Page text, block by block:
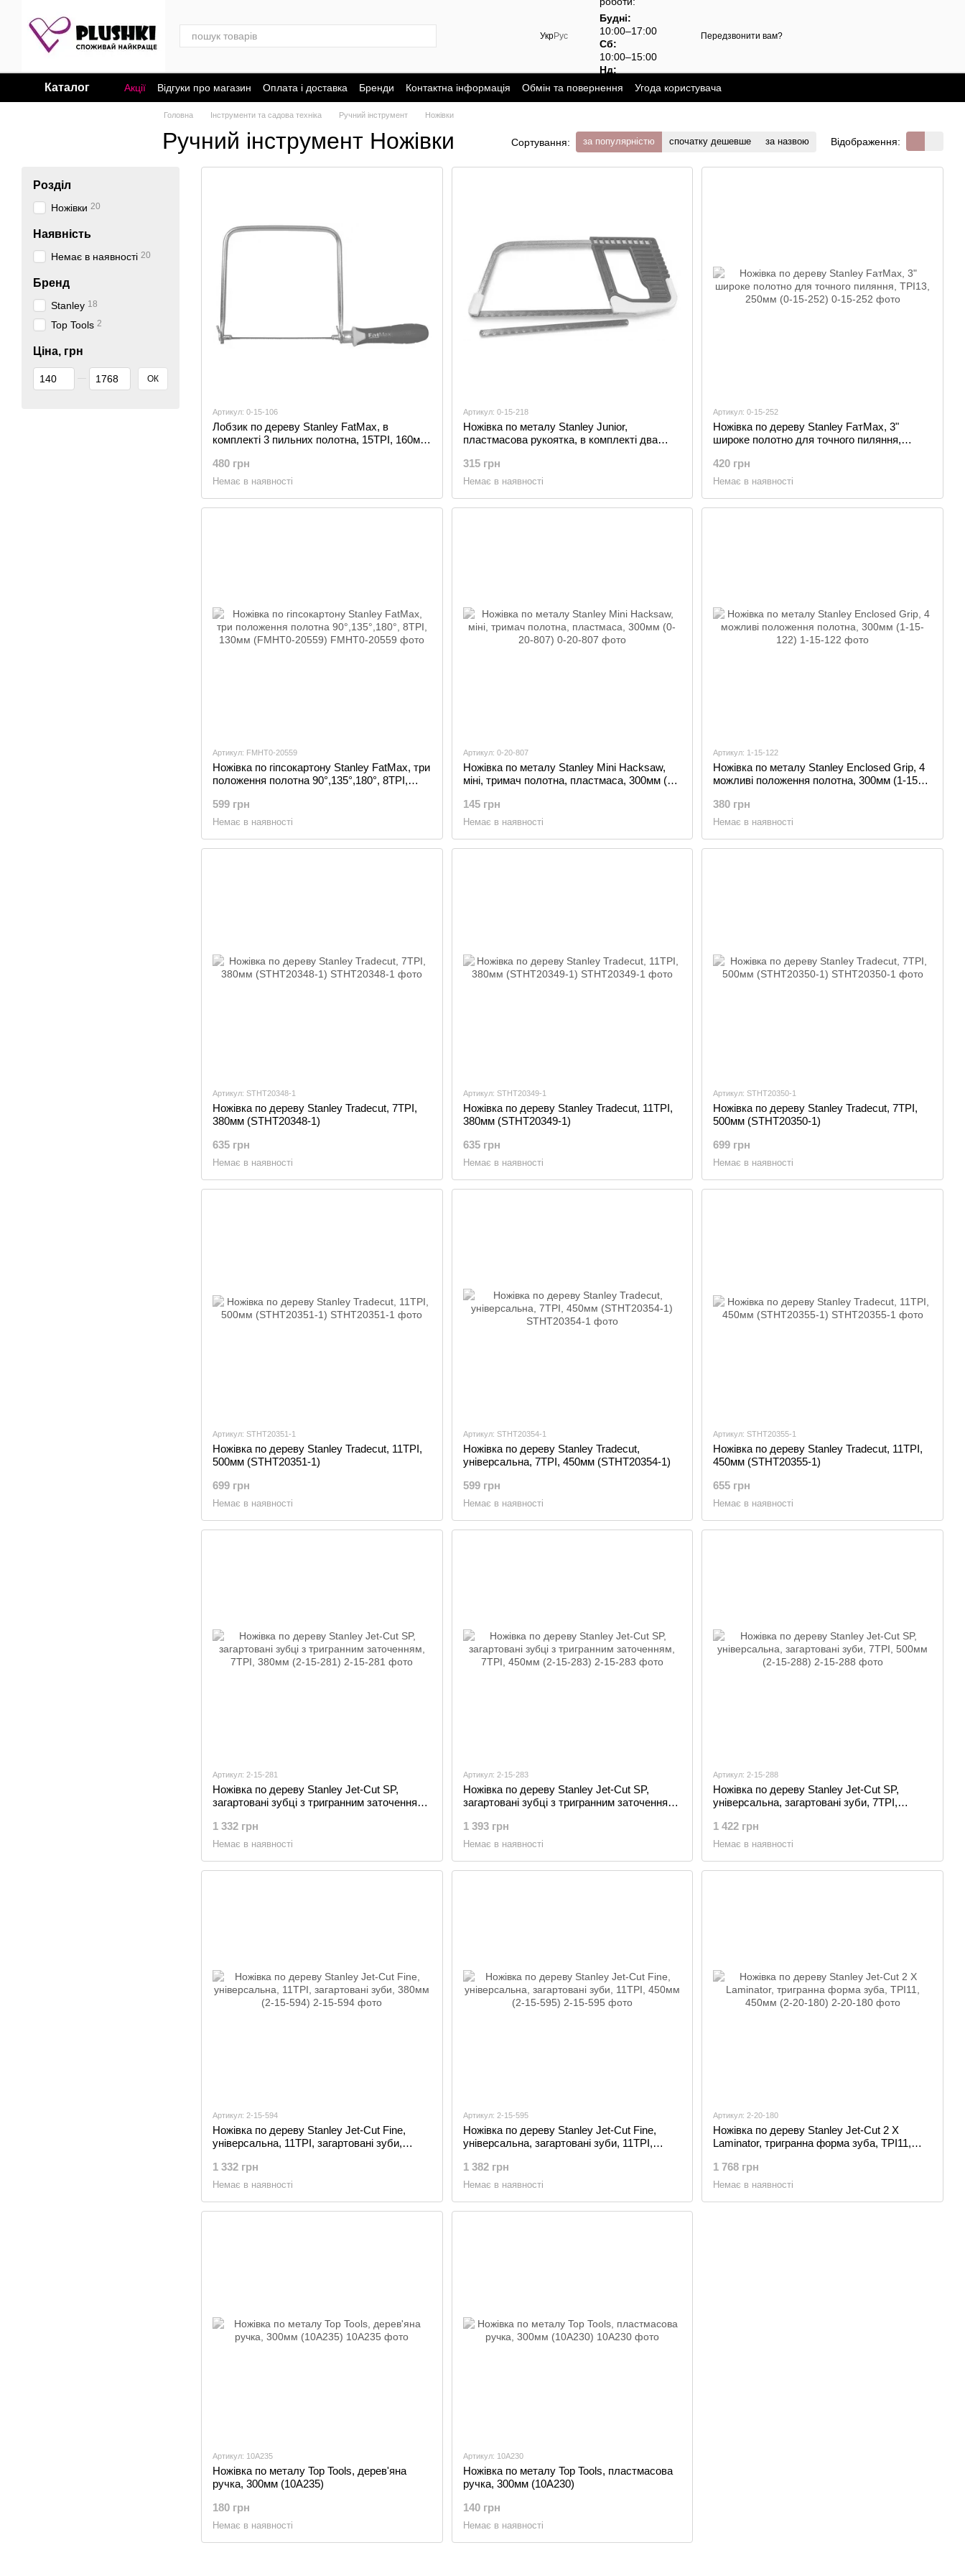
УкрРус
Будні:
10:00–17:00
Сб:
10:00–15:00
Нд:
вихідний
Передзвонити вам?
Каталог Акції Відгуки про магазин Оплата і доставка Бренди Контактна інформація Обмін та повернення Угода користувача
Головна Інструменти та садова техніка Ручний інструмент Ножівки
Ручний інструмент Ножівки Сортування: за популярністю спочатку дешевше за назвою Відображення:
Артикул: 0-15-106
Лобзик по дереву Stanley FatMax, в
комплекті 3 пильних полотна, 15TPI, 160мм
480 грн
Немає в наявності
Артикул: 0-15-218
Ножівка по металу Stanley Junior,
пластмасова рукоятка, в комплекті два
315 грн
Немає в наявності
Артикул: 0-15-252
Ножівка по дереву Stanley FатMах, 3"
широке полотно для точного пиляння,
420 грн
Немає в наявності
Артикул: FMHT0-20559
Ножівка по гіпсокартону Stanley FatMax, три
положення полотна 90°,135°,180°, 8TPI,
599 грн
Немає в наявності
Артикул: 0-20-807
Ножівка по металу Stanley Mini Hacksaw,
міні, тримач полотна, пластмаса, 300мм (0-
145 грн
Немає в наявності
Артикул: 1-15-122
Ножівка по металу Stanley Enclosed Grip, 4
можливі положення полотна, 300мм (1-15-
380 грн
Немає в наявності
Артикул: STHT20348-1
Ножівка по дереву Stanley Tradecut, 7TPI,
380мм (STHT20348-1)
635 грн
Немає в наявності
Артикул: STHT20349-1
Ножівка по дереву Stanley Tradecut, 11TPI,
380мм (STHT20349-1)
635 грн
Немає в наявності
Артикул: STHT20350-1
Ножівка по дереву Stanley Tradecut, 7TPI,
500мм (STHT20350-1)
699 грн
Немає в наявності
Артикул: STHT20351-1
Ножівка по дереву Stanley Tradecut, 11TPI,
500мм (STHT20351-1)
699 грн
Немає в наявності
Артикул: STHT20354-1
Ножівка по дереву Stanley Tradecut,
універсальна, 7TPI, 450мм (STHT20354-1)
599 грн
Немає в наявності
Артикул: STHT20355-1
Ножівка по дереву Stanley Tradecut, 11TPI,
450мм (STHT20355-1)
655 грн
Немає в наявності
Артикул: 2-15-281
Ножівка по дереву Stanley Jet-Cut SP,
загартовані зубці з тригранним заточенням,
1 332 грн
Немає в наявності
Артикул: 2-15-283
Ножівка по дереву Stanley Jet-Cut SP,
загартовані зубці з тригранним заточенням,
1 393 грн
Немає в наявності
Артикул: 2-15-288
Ножівка по дереву Stanley Jet-Cut SP,
універсальна, загартовані зуби, 7TPI,
1 422 грн
Немає в наявності
Артикул: 2-15-594
Ножівка по дереву Stanley Jet-Cut Fine,
універсальна, 11TPI, загартовані зуби,
1 332 грн
Немає в наявності
Артикул: 2-15-595
Ножівка по дереву Stanley Jet-Cut Fine,
універсальна, загартовані зуби, 11TPI,
1 382 грн
Немає в наявності
Артикул: 2-20-180
Ножівка по дереву Stanley Jet-Cut 2 X
Laminator, тригранна форма зуба, TPI11,
1 768 грн
Немає в наявності
Артикул: 10A235
Ножівка по металу Top Tools, дерев'яна
ручка, 300мм (10A235)
180 грн
Немає в наявності
Артикул: 10A230
Ножівка по металу Top Tools, пластмасова
ручка, 300мм (10A230)
140 грн
Немає в наявності
Розділ
Ножівки 20
Наявність
Немає в наявності 20
Бренд
Stanley 18
Top Tools 2
Ціна, грн
Від Ціна, грн
До Ціна, грн ОК